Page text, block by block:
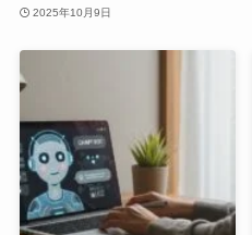
2025年10月9日